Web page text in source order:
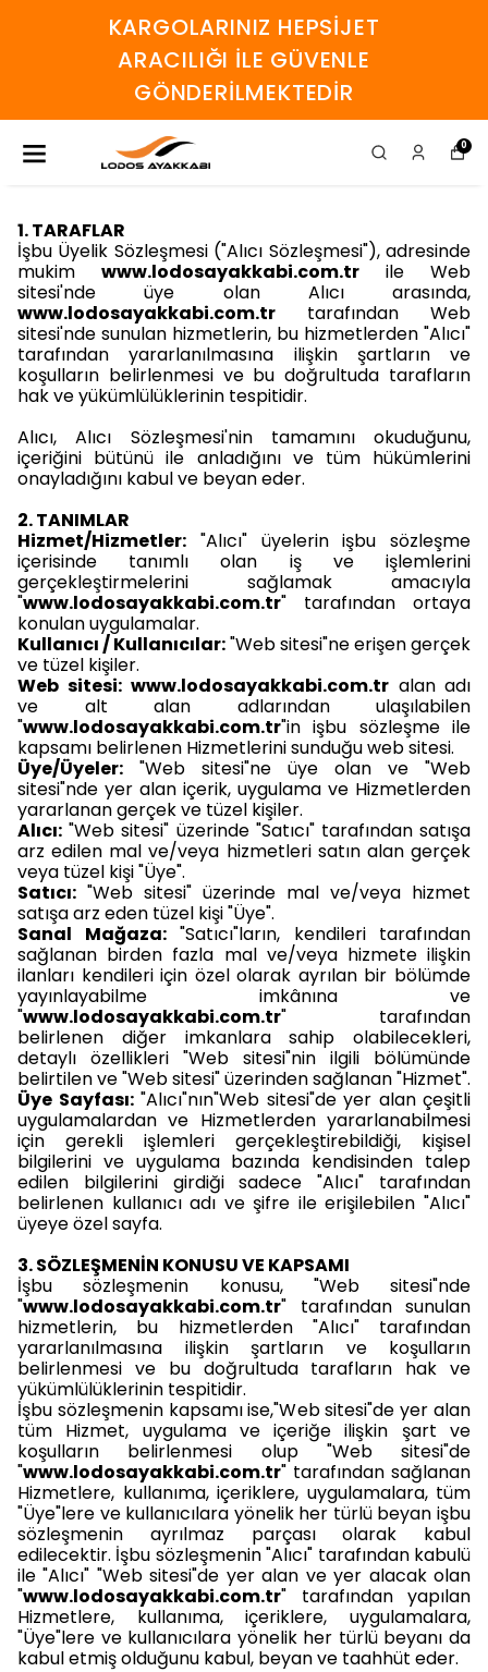
KARGOLARINIZ HEPSİJET
ARACILIĞI İLE GÜVENLE
GÖNDERİLMEKTEDİR
0
1. TARAFLAR
İşbu Üyelik Sözleşmesi ("Alıcı Sözleşmesi"), adresinde
mukim www.lodosayakkabi.com.tr ile Web
sitesi'nde üye olan Alıcı arasında,
www.lodosayakkabi.com.tr tarafından Web
sitesi'nde sunulan hizmetlerin, bu hizmetlerden "Alıcı"
tarafından yararlanılmasına ilişkin şartların ve
koşulların belirlenmesi ve bu doğrultuda tarafların
hak ve yükümlülüklerinin tespitidir.
Alıcı, Alıcı Sözleşmesi'nin tamamını okuduğunu,
içeriğini bütünü ile anladığını ve tüm hükümlerini
onayladığını kabul ve beyan eder.
2. TANIMLAR
Hizmet/Hizmetler: "Alıcı" üyelerin işbu sözleşme
içerisinde tanımlı olan iş ve işlemlerini
gerçekleştirmelerini sağlamak amacıyla
"www.lodosayakkabi.com.tr" tarafından ortaya
konulan uygulamalar.
Kullanıcı / Kullanıcılar:"Web sitesi"ne erişen gerçek
ve tüzel kişiler.
Web sitesi: www.lodosayakkabi.com.tr alan adı
ve alt alan adlarından ulaşılabilen
"www.lodosayakkabi.com.tr"in işbu sözleşme ile
kapsamı belirlenen Hizmetlerini sunduğu web sitesi.
Üye/Üyeler: "Web sitesi"ne üye olan ve "Web
sitesi"nde yer alan içerik, uygulama ve Hizmetlerden
yararlanan gerçek ve tüzel kişiler.
Alıcı: "Web sitesi" üzerinde "Satıcı" tarafından satışa
arz edilen mal ve/veya hizmetleri satın alan gerçek
veya tüzel kişi "Üye".
Satıcı: "Web sitesi" üzerinde mal ve/veya hizmet
satışa arz eden tüzel kişi "Üye".
Sanal Mağaza:"Satıcı"ların, kendileri tarafından
sağlanan birden fazla mal ve/veya hizmete ilişkin
ilanları kendileri için özel olarak ayrılan bir bölümde
yayınlayabilme imkânına ve
"www.lodosayakkabi.com.tr" tarafından
belirlenen diğer imkanlara sahip olabilecekleri,
detaylı özellikleri "Web sitesi"nin ilgili bölümünde
belirtilen ve "Web sitesi" üzerinden sağlanan "Hizmet".
Üye Sayfası:"Alıcı"nın"Web sitesi"de yer alan çeşitli
uygulamalardan ve Hizmetlerden yararlanabilmesi
için gerekli işlemleri gerçekleştirebildiği, kişisel
bilgilerini ve uygulama bazında kendisinden talep
edilen bilgilerini girdiği sadece "Alıcı" tarafından
belirlenen kullanıcı adı ve şifre ile erişilebilen "Alıcı"
üyeye özel sayfa.
3. SÖZLEŞMENİN KONUSU VE KAPSAMI
İşbu sözleşmenin konusu, "Web sitesi"nde
"www.lodosayakkabi.com.tr" tarafından sunulan
hizmetlerin, bu hizmetlerden "Alıcı" tarafından
yararlanılmasına ilişkin şartların ve koşulların
belirlenmesi ve bu doğrultuda tarafların hak ve
yükümlülüklerinin tespitidir.
İşbu sözleşmenin kapsamı ise,"Web sitesi"de yer alan
tüm Hizmet, uygulama ve içeriğe ilişkin şart ve
koşulların belirlenmesi olup "Web sitesi"de
"www.lodosayakkabi.com.tr" tarafından sağlanan
Hizmetlere, kullanıma, içeriklere, uygulamalara, tüm
"Üye"lere ve kullanıcılara yönelik her türlü beyan işbu
sözleşmenin ayrılmaz parçası olarak kabul
edilecektir. İşbu sözleşmenin "Alıcı" tarafından kabulü
ile "Alıcı" "Web sitesi"de yer alan ve yer alacak olan
"www.lodosayakkabi.com.tr" tarafından yapılan
Hizmetlere, kullanıma, içeriklere, uygulamalara,
"Üye"lere ve kullanıcılara yönelik her türlü beyanı da
kabul etmiş olduğunu kabul, beyan ve taahhüt eder.